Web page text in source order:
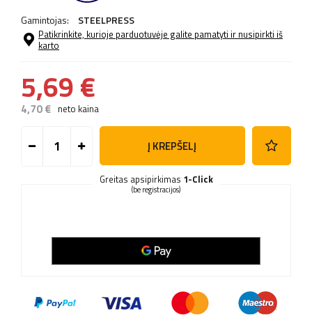
Gamintojas: STEELPRESS
Patikrinkite, kurioje parduotuvėje galite pamatyti ir nusipirkti iš
karto
5,69 €
4,70 € neto kaina
Į KREPŠELĮ
Greitas apsipirkimas 1-Click
(be registracijos)